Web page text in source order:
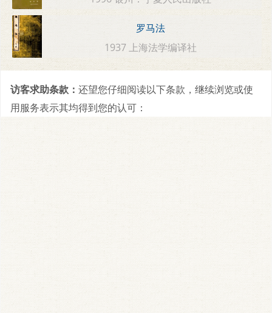
罗马法
1937 上海法学编译社
访客求助条款： 还望您仔细阅读以下条款，继续浏览或使
用服务表示其均得到您的认可：